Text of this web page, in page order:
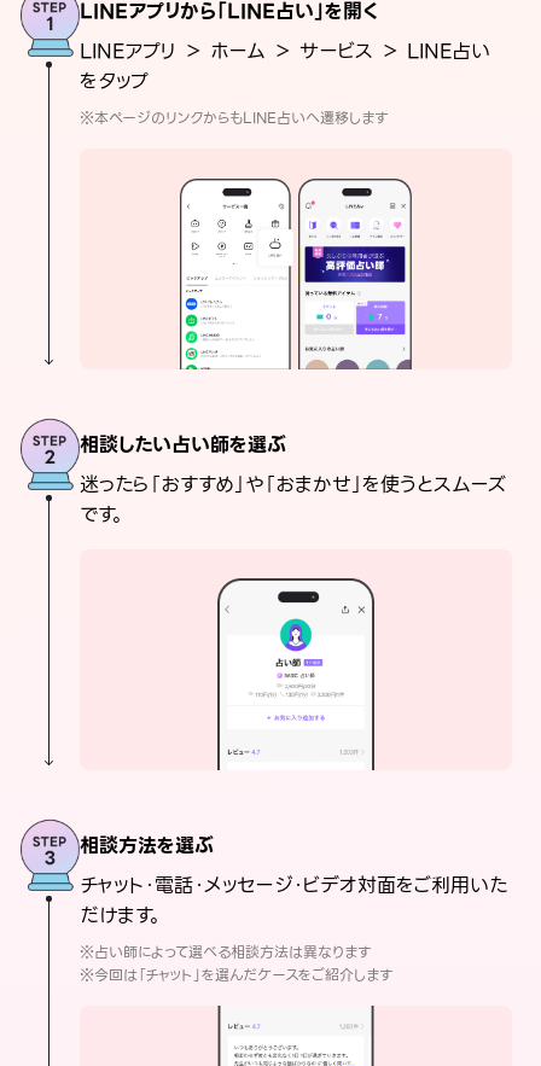
LINEアプリから「LINE占い」を開く
LINEアプリ ＞ ホーム ＞ サービス ＞ LINE占い
をタップ
※本ページのリンクからもLINE占いへ遷移します
相談したい占い師を選ぶ
迷ったら「おすすめ」や「おまかせ」を使うとスムーズ
です。
相談方法を選ぶ
チャット・電話・メッセージ・ビデオ対面をご利用いた
だけます。
※占い師によって選べる相談方法は異なります
※今回は「チャット」を選んだケースをご紹介します